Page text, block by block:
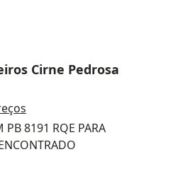
Cirne Pedrosa
8191 RQE PARA